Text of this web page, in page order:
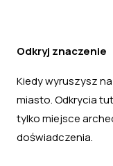
Odkryj znaczenie
Kiedy wyruszysz na
miasto. Odkrycia
tylko miejsce
doświadczenia.